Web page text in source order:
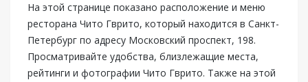
На этой странице показано расположение и меню
ресторана Чито Гврито, который находится в Санкт-
Петербург по адресу Московский проспект, 198.
Просматривайте удобства, близлежащие места,
рейтинги и фотографии Чито Гврито. Также на этой